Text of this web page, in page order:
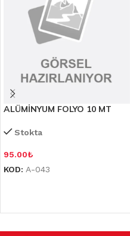
ALÜMİNYUM FOLYO 10 MT
Stokta
95.00₺
KOD: A-043